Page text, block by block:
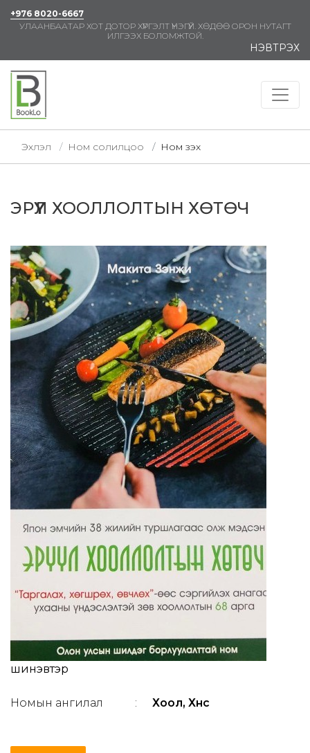
+976 8020-6667
УЛААНБААТАР ХОТ ДОТОР ХҮРГЭЛТ ҮНЭГҮЙ. ХӨДӨӨ ОРОН НУТАГТ
ИЛГЭЭХ БОЛОМЖТОЙ.
НЭВТРЭХ
Эхлэл Ном солилцоо Ном үзэх
ЭРҮҮЛ ХООЛЛОЛТЫН ХӨТӨЧ
шинэвтэр
Номын ангилал : Хоол, Хүнс